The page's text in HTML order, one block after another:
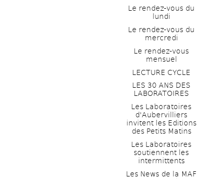
Le rendez-vous du
lundi
Le rendez-vous du
mercredi
Le rendez-vous
mensuel
LECTURE CYCLE
LES 30 ANS DES
LABORATOIRES
Les Laboratoires
d'Aubervilliers
invitent les Editions
des Petits Matins
Les Laboratoires
soutiennent les
intermittents
Les News de la MAF